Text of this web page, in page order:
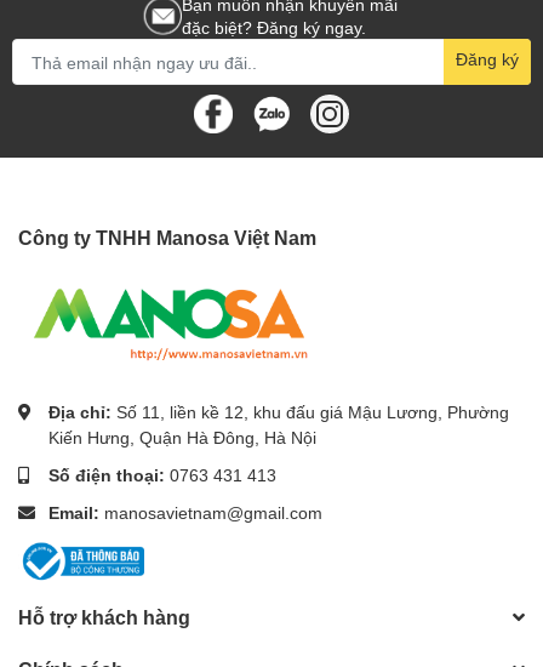
Bạn muốn nhận khuyến mãi
đặc biệt? Đăng ký ngay.
Đăng ký
Công ty TNHH Manosa Việt Nam
Địa chỉ: Số 11, liền kề 12, khu đấu giá Mậu Lương, Phường
Kiến Hưng, Quận Hà Đông, Hà Nội
Số điện thoại: 0763 431 413
Email: manosavietnam@gmail.com
Hỗ trợ khách hàng